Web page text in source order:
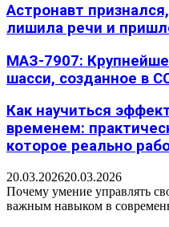
Астронавт
лишила речи и
МАЗ-7907:
шасси, созданное в
Как научиться
временем:
которое реально
20.03.202620.03.2026
Почему умение управлять
важным навыком в